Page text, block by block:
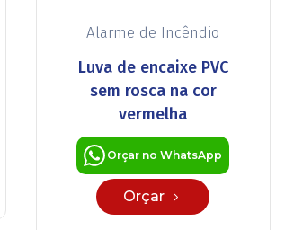
Alarme de Incêndio
Luva de encaixe PVC
sem rosca na cor
vermelha
Orçar no WhatsApp
Orçar